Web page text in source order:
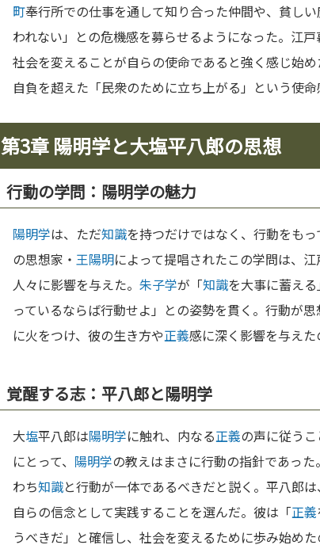
町奉行所での仕事を通して知り合った仲間や、貧し
われない」との危機感を募らせるようになった。江
社会を変えることが自らの使命であると強く感じ始
自負を超えた「民衆のために立ち上がる」という使命
第3章 陽明学と大塩平八郎の思想
行動の学問：陽明学の魅力
陽明学は、ただ知識を持つだけではなく、行動をも
の思想家・ 王陽明によって提唱されたこの学問は、
人々に影響を与えた。 朱子学が「知識を大事に蓄える
っているならば行動せよ」との姿勢を貫く。行動が
に火をつけ、彼の生き方や正義感に深く影響を与えた
覚醒する志：平八郎と陽明学
大塩平八郎は陽明学に触れ、内なる正義の声に従うこ
にとって、 陽明学の教えはまさに行動の指針であった。
わち知識と行動が一体であるべきだと説く。平八郎
自らの信念として実践することを選んだ。彼は「正義
うべきだ」と確信し、社会を変えるために歩み始めた